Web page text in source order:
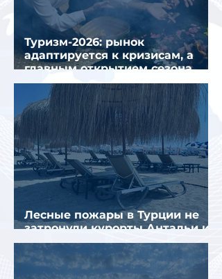
Туризм-2026: рынок
адаптируется к кризисам, а
главным открытием сезона
стал Вьетнам
Лесные пожары в Турции не
затронули курорты Антальи и
Муглы